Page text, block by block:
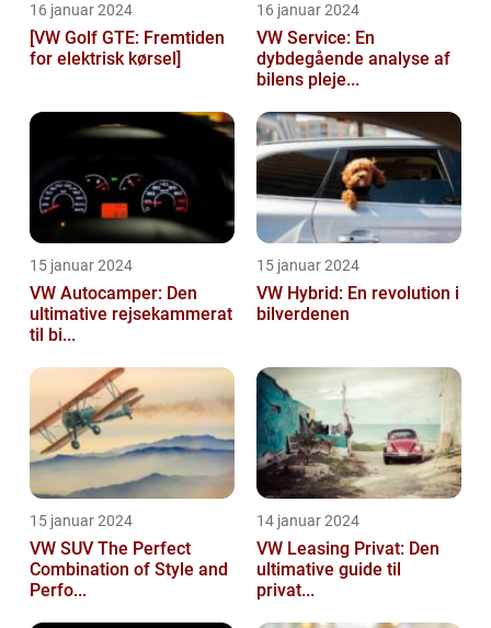
16 januar 2024
[VW Golf GTE: Fremtiden
for elektrisk kørsel]
16 januar 2024
VW Service: En
dybdegående analyse af
bilens pleje...
15 januar 2024
VW Autocamper: Den
ultimative rejsekammerat
til bi...
15 januar 2024
VW Hybrid: En revolution i
bilverdenen
15 januar 2024
VW SUV The Perfect
Combination of Style and
Perfo...
14 januar 2024
VW Leasing Privat: Den
ultimative guide til
privat...